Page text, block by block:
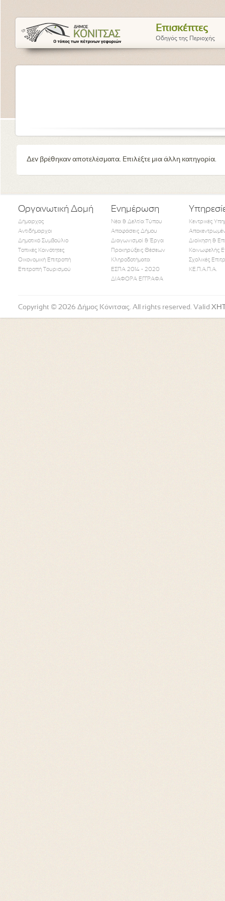
Επισκέπτες
Οδηγός της Περιοχής
Δεν βρέθηκαν αποτελέσματα. Επιλέξτε μια άλλη κατηγορία.
Οργανωτική Δομή
Δήμαρχος
Αντιδήμαρχοι
Δημοτικό Συμβούλιο
Τοπικές Κοινότητες
Οικονομική Επιτροπή
Επιτροπή Τουρισμού
Ενημέρωση
Νέα & Δελτία Τύπου
Αποφάσεις Δήμου
Διαγωνισμοί & Έργα
Προκηρύξεις Θέσεων
Κληροδοτήματα
ΕΣΠΑ 2014 - 2020
ΔΙΑΦΟΡΑ ΕΓΓΡΑΦΑ
Κεντρικές
Διοίκηση &
Κοινωφελής
Σχολικές
ΚΕ.Π.Α.Π.Α.
Follow Us
Copyright © 2026 Δήμος Κόνιτσας. All rights reserved. Valid